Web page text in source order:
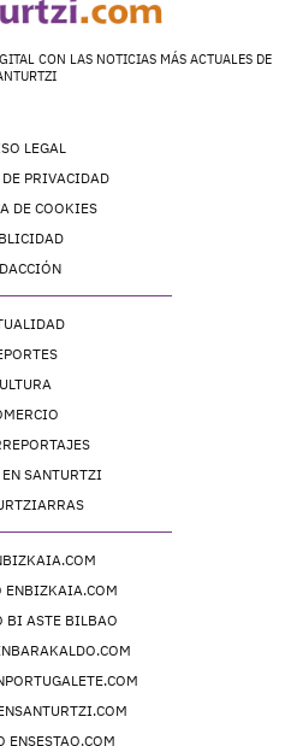
CON LAS NOTICIAS MÁS ACTUALES DE
LEGAL
PRIVACIDAD
DE COOKIES
EN SANTURTZI
ENBIZKAIA.COM
BI ASTE BILBAO
ENSESTAO.COM